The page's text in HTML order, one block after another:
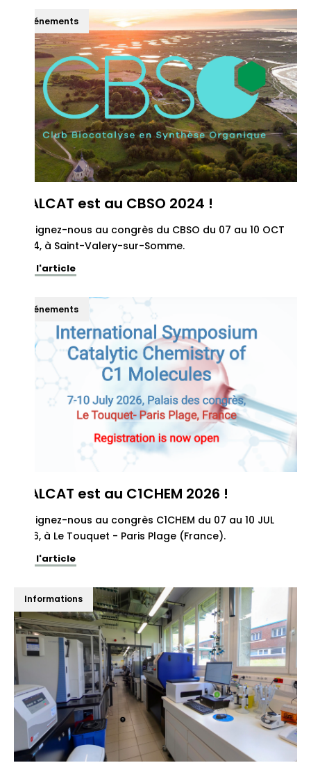
Événements
REALCAT est au CBSO 2024 !
Rejoignez-nous au congrès du CBSO du 07 au 10 OCT
2024, à Saint-Valery-sur-Somme.
Voir l'article
Événements
REALCAT est au C1CHEM 2026 !
Rejoignez-nous au congrès C1CHEM du 07 au 10 JUL
2026, à Le Touquet - Paris Plage (France).
Voir l'article
Informations